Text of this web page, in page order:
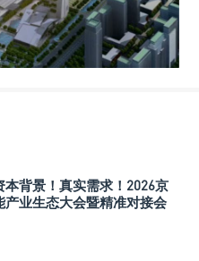
本背景！真实需求！2026京
产业生态大会暨精准对接会